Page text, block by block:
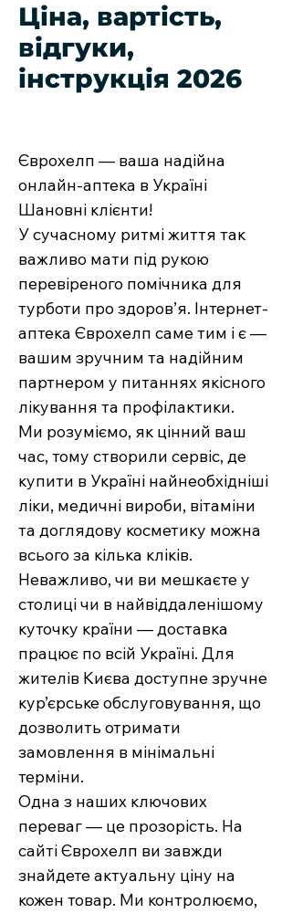
Ціна, вартість,
відгуки,
інструкція 2026
Єврохелп — ваша надійна
онлайн-аптека в Україні
Шановні клієнти!
У сучасному ритмі життя так
важливо мати під рукою
перевіреного помічника для
турботи про здоров’я. Інтернет-
аптека Єврохелп саме тим і є —
вашим зручним та надійним
партнером у питаннях якісного
лікування та профілактики.
Ми розуміємо, як цінний ваш
час, тому створили сервіс, де
купити в Україні найнеобхідніші
ліки, медичні вироби, вітаміни
та доглядову косметику можна
всього за кілька кліків.
Неважливо, чи ви мешкаєте у
столиці чи в найвіддаленішому
куточку країни — доставка
працює по всій Україні. Для
жителів Києва доступне зручне
кур’єрське обслуговування, що
дозволить отримати
замовлення в мінімальні
терміни.
Одна з наших ключових
переваг — це прозорість. На
сайті Єврохелп ви завжди
знайдете актуальну ціну на
кожен товар. Ми контролюємо,